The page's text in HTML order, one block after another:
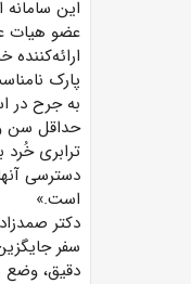
این
عضو هیات
پارک
به جرح در
حداقل سن
ترابری خُرد
دسترسی
است.»
دکتر
سفر
دقیق، وضع